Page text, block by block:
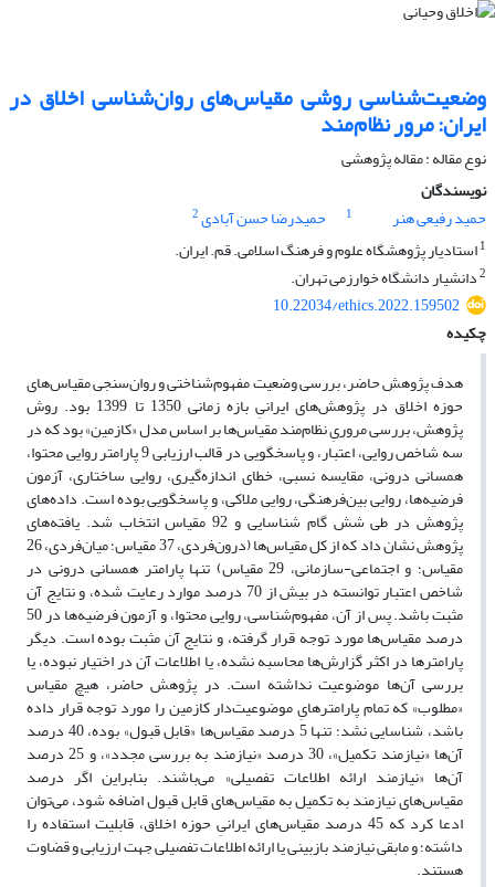
وضعیت‌شناسی روشی مقیاس‌های روان‌شناسی اخلاق در
ایران: مرور نظام‌مند
نوع مقاله : مقاله پژوهشی
نویسندگان
حمید رفیعی هنر
1 حمیدرضا حسن آبادی2
1استادیار پژوهشگاه علوم و فرهنگ اسلامی. قم. ایران.
2دانشیار دانشگاه خوارزمی تهران.
10.22034/ethics.2022.159502
چکیده
هدف پژوهش حاضر، بررسی وضعیت مفهوم‌شناختی و روان‌سنجی مقیاس‌های
حوزه اخلاق در پژوهش‌های ایرانیِ بازه زمانی 1350 تا 1399 بود. روش
پژوهش، بررسی مروریِ نظام‌مند مقیاس‌ها بر اساس مدل «کازمین» بود که در
سه شاخص روایی، اعتبار، و پاسخگویی در قالب ارزیابی 9 پارامتر روایی محتوا،
همسانی درونی، مقایسه نسبی، خطای اندازه‌گیری، روایی ساختاری، آزمون‌
فرضیه‌ها، روایی بین‌فرهنگی، روایی ملاکی، و پاسخگویی بوده است. داده‌های
پژوهش در طی شش گام شناسایی و 92 مقیاس انتخاب شد. یافته‌های
پژوهش نشان داد که از کل مقیاس‌ها (درون‌فردی، 37 مقیاس؛ میان‌فردی، 26
مقیاس؛ و اجتماعی-سازمانی، 29 مقیاس) تنها پارامتر همسانی درونی در
شاخص اعتبار توانسته در بیش از 70 درصد موارد رعایت شده، و نتایج آن
مثبت باشد. پس از آن، مفهوم‌شناسی، روایی محتوا، و آزمون‌‌ فرضیه‌ها در 50
درصد مقیاس‌ها مورد توجه قرار گرفته، و نتایج آن مثبت بوده است. دیگر
پارامترها در اکثر گزارش‌ها محاسبه نشده، یا اطلاعات آن در اختیار نبوده، یا
بررسی آن‌ها موضوعیت نداشته است. در پژوهش حاضر، هیچ مقیاس
«مطلوب» که تمام پارامترهایِ موضوعیت‌دار کازمین را مورد توجه قرار داده
باشد، شناسایی نشد؛ تنها 5 درصد مقیاس‌ها «قابل قبول» بوده، 40 درصد
آن‌ها «نیازمند تکمیل»، 30 درصد «نیازمند به بررسی مجدد»، و 25 درصد
آن‌ها «نیازمند ارائه اطلاعات تفصیلی» می‌باشند. بنابراین اگر درصد
مقیاس‌های نیازمند به تکمیل به مقیاس‌های قابل قبول اضافه شود، می‌توان
ادعا کرد که 45 درصد مقیاس‌های ایرانیِ حوزه اخلاق، قابلیت استفاده را
داشته؛ و مابقی نیازمند بازبینی یا ارائه اطلاعات تفصیلی جهت ارزیابی و قضاوت
هستند.